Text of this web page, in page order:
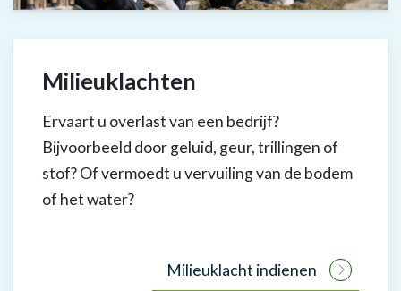
Milieuklachten
Ervaart u overlast van een bedrijf?
Bijvoorbeeld door geluid, geur, trillingen of
stof? Of vermoedt u vervuiling van de bodem
of het water?
Milieuklacht indienen